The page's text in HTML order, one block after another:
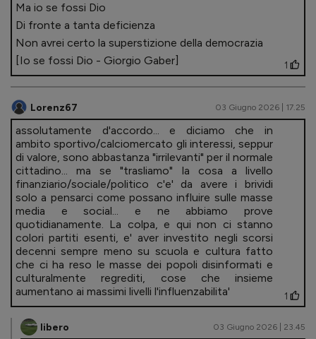
Ma io se fossi Dio
Di fronte a tanta deficienza
Non avrei certo la superstizione della democrazia
[Io se fossi Dio - Giorgio Gaber]
1
Lorenz67 03 Giugno 2026 | 17.25
assolutamente d'accordo... e diciamo che in
ambito sportivo/calciomercato gli interessi, seppur
di valore, sono abbastanza "irrilevanti" per il normale
cittadino... ma se "trasliamo" la cosa a livello
finanziario/sociale/politico c'e' da avere i brividi
solo a pensarci come possano influire sulle masse
media e social... e ne abbiamo prove
quotidianamente. La colpa, e qui non ci stanno
colori partiti esenti, e' aver investito negli scorsi
decenni sempre meno su scuola e cultura fatto
che ci ha reso le masse dei popoli disinformati e
culturalmente regrediti, cose che insieme
aumentano ai massimi livelli l'influenzabilita'
1
libero 03 Giugno 2026 | 23.45